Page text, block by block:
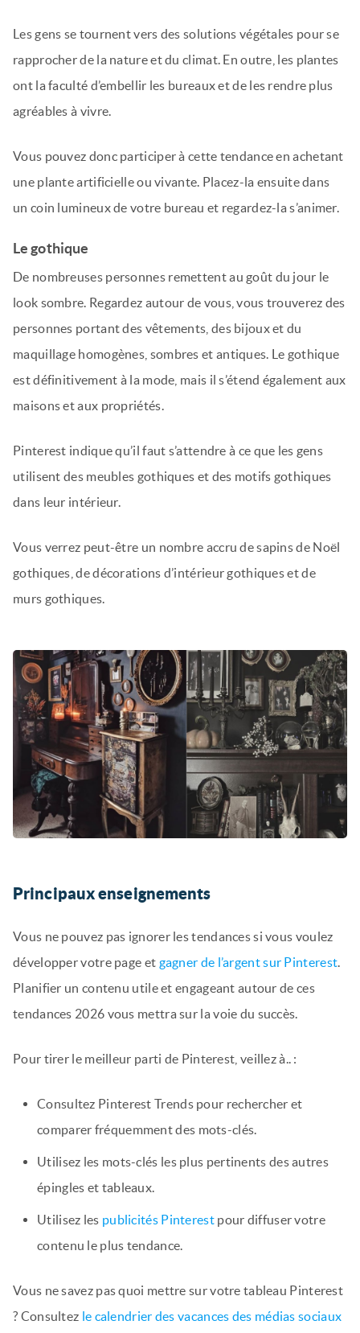
Les gens se tournent vers des solutions végétales pour se
rapprocher de la nature et du climat. En outre, les plantes
ont la faculté d’embellir les bureaux et de les rendre plus
agréables à vivre.
Vous pouvez donc participer à cette tendance en achetant
une plante artificielle ou vivante. Placez-la ensuite dans
un coin lumineux de votre bureau et regardez-la s’animer.
Le gothique
De nombreuses personnes remettent au goût du jour le
look sombre. Regardez autour de vous, vous trouverez des
personnes portant des vêtements, des bijoux et du
maquillage homogènes, sombres et antiques. Le gothique
est définitivement à la mode, mais il s’étend également aux
maisons et aux propriétés.
Pinterest indique qu’il faut s’attendre à ce que les gens
utilisent des meubles gothiques et des motifs gothiques
dans leur intérieur.
Vous verrez peut-être un nombre accru de sapins de Noël
gothiques, de décorations d’intérieur gothiques et de
murs gothiques.
Principaux enseignements
Vous ne pouvez pas ignorer les tendances si vous voulez
développer votre page et gagner de l’argent sur Pinterest.
Planifier un contenu utile et engageant autour de ces
tendances 2026 vous mettra sur la voie du succès.
Pour tirer le meilleur parti de Pinterest, veillez à.. :
Consultez Pinterest Trends pour rechercher et
comparer fréquemment des mots-clés.
Utilisez les mots-clés les plus pertinents des autres
épingles et tableaux.
Utilisez les publicités Pinterestpour diffuser votre
contenu le plus tendance.
Vous ne savez pas quoi mettre sur votre tableau Pinterest
? Consultez le calendrier des vacances des médias sociaux